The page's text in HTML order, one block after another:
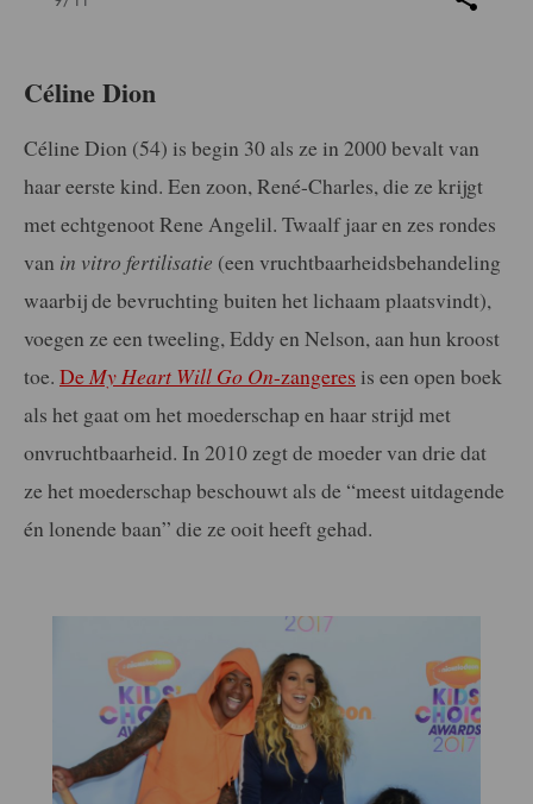
Céline Dion
Céline Dion (54) is begin 30 als ze in 2000 bevalt van
haar eerste kind. Een zoon, René-Charles, die ze krijgt
met echtgenoot Rene Angelil. Twaalf jaar en zes rondes
van in vitro fertilisatie (een vruchtbaarheidsbehandeling
waarbij de bevruchting buiten het lichaam plaatsvindt),
voegen ze een tweeling, Eddy en Nelson, aan hun kroost
toe. DeMy Heart Will Go On-zangeres is een open boek
als het gaat om het moederschap en haar strijd met
onvruchtbaarheid. In 2010 zegt de moeder van drie dat
ze het moederschap beschouwt als de “meest uitdagende
én lonende baan” die ze ooit heeft gehad.